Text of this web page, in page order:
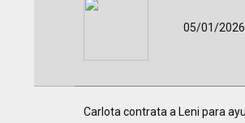
05/01/
Carlota contrata a Leni para